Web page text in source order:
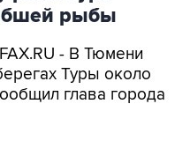
рыбы
- В Тюмени
Туры около
глава города